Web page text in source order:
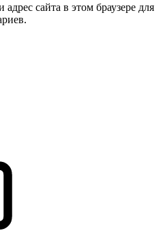
сайта в этом браузере для